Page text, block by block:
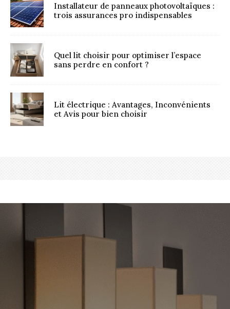
Installateur de panneaux photovoltaïques :
trois assurances pro indispensables
Quel lit choisir pour optimiser l’espace
sans perdre en confort ?
Lit électrique : Avantages, Inconvénients
et Avis pour bien choisir